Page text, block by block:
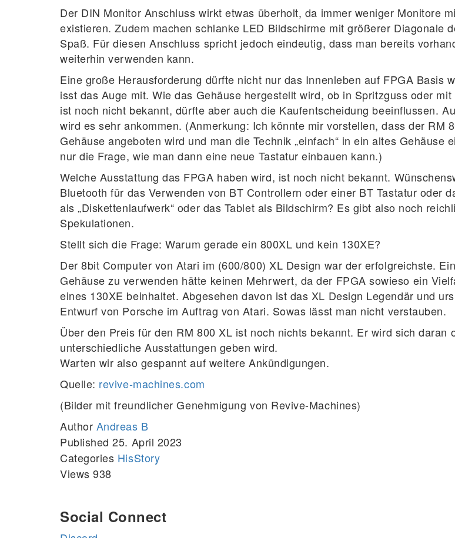
Der DIN Monitor Anschluss wirkt etwas überholt, da immer weniger Monitore
existieren. Zudem machen schlanke LED Bildschirme mit größerer Diagonale
Spaß. Für diesen Anschluss spricht jedoch eindeutig, dass man bereits
weiterhin verwenden kann.
Eine große Herausforderung dürfte nicht nur das Innenleben auf FPGA Basis
isst das Auge mit. Wie das Gehäuse hergestellt wird, ob in Spritzguss oder mit
ist noch nicht bekannt, dürfte aber auch die Kaufentscheidung beeinflussen.
wird es sehr ankommen. (Anmerkung: Ich könnte mir vorstellen, dass der RM
Gehäuse angeboten wird und man die Technik „einfach“ in ein altes Gehäuse
nur die Frage, wie man dann eine neue Tastatur einbauen kann.)
Welche Ausstattung das FPGA haben wird, ist noch nicht bekannt.
Bluetooth für das Verwenden von BT Controllern oder einer BT Tastatur oder
als „Diskettenlaufwerk“ oder das Tablet als Bildschirm? Es gibt also noch
Spekulationen.
Stellt sich die Frage: Warum gerade ein 800XL und kein 130XE?
Der 8bit Computer von Atari im (600/800) XL Design war der erfolgreichste.
Gehäuse zu verwenden hätte keinen Mehrwert, da der FPGA sowieso ein
eines 130XE beinhaltet. Abgesehen davon ist das XL Design Legendär und
Entwurf von Porsche im Auftrag von Atari. Sowas lässt man nicht verstauben.
Über den Preis für den RM 800 XL ist noch nichts bekannt. Er wird sich daran
unterschiedliche Ausstattungen geben wird.
Warten wir also gespannt auf weitere Ankündigungen.
Quelle: revive-machines.com
(Bilder mit freundlicher Genehmigung von Revive-Machines)
Author Andreas B
Published25. April 2023
Categories HisStory
Views 938
Social Connect